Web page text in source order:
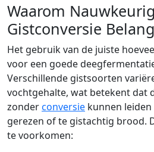
Waarom
Gistconversie
Het gebruik van de juiste
voor een goede
Verschillende gistsoorten
vochtgehalte, wat betekent dat
zonderconversie kunnen
gerezen of te gistachtig brood.
te voorkomen: